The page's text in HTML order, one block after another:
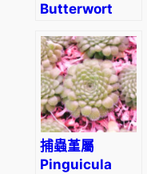
Butterwort
‘Sethos’)
捕蟲堇屬
Pinguicula